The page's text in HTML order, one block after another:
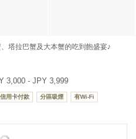
塔拉巴蟹及大本蟹的吃到飽盛宴♪
3,000 - JPY 3,999
用卡付款 分區吸煙 有Wi-Fi